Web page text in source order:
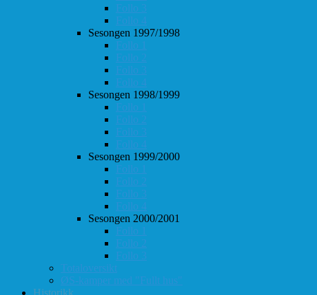
Follo 3
Follo 4
Sesongen 1997/1998
Follo 1
Follo 2
Follo 3
Follo 4
Sesongen 1998/1999
Follo 1
Follo 2
Follo 3
Follo 4
Sesongen 1999/2000
Follo 1
Follo 2
Follo 3
Follo 4
Sesongen 2000/2001
Follo 1
Follo 2
Follo 3
Totaloversikt
ØS-kamper med "Fullt hus"
Historikk